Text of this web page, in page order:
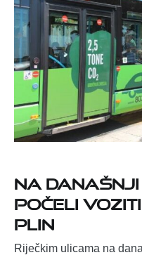
Na današnji
počeli
plin
Riječkim ulicama na